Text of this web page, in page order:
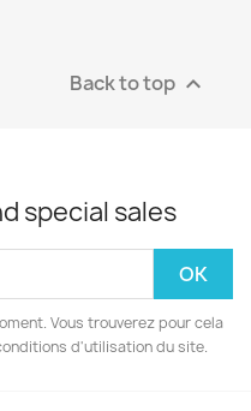
Back to top 
special sales
Vous trouverez pour cela
d'utilisation du site.